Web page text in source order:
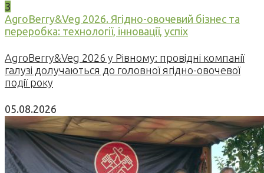
3
AgroBerry&Veg 2026. Ягідно-овочевий бізнес та
переробка: технології, інновації, успіх
AgroBerry&Veg 2026 у Рівному: провідні компанії
галузі долучаються до головної ягідно-овочевої
події року
05.08.2026